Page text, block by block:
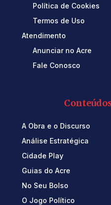
Política de Cookies
Termos de Uso
Atendimento
Anunciar no Acre
Fale Conosco
A Obra e o Discurso
Análise Estratégica
Cidade Play
Guias do Acre
No Seu Bolso
O Jogo Político